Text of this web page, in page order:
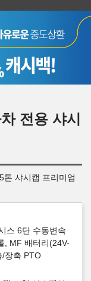
전용 샤시
샤시캡 프리미엄
스 6단 수동변속
, MF 배터리(24V-
/장축 PTO